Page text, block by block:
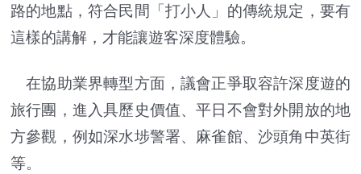
路的地點，符合民間「打小人」的傳統規定，要有
這樣的講解，才能讓遊客深度體驗。
在協助業界轉型方面，議會正爭取容許深度遊的
旅行團，進入具歷史價值、平日不會對外開放的地
方參觀，例如深水埗警署、麻雀館、沙頭角中英街
等。